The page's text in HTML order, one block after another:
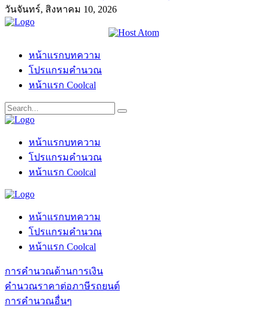
วันจันทร์, สิงหาคม 10, 2026
หน้าแรกบทความ
โปรแกรมคำนวณ
หน้าแรก Coolcal
หน้าแรกบทความ
โปรแกรมคำนวณ
หน้าแรก Coolcal
หน้าแรกบทความ
โปรแกรมคำนวณ
หน้าแรก Coolcal
การคำนวณด้านการเงิน
คำนวณราคาต่อภาษีรถยนต์
การคำนวณอื่นๆ